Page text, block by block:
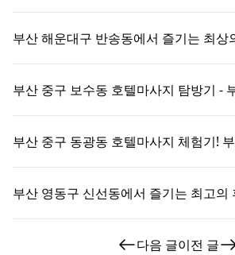
부산 해운대구 반송동에서 즐기는 최상
부산 중구 보수동 호텔마사지 탐방기 -
부산 중구 동광동 호텔마사지 체험기!
부산 영동구 신선동에서 즐기는 최고의
다음 글이전 글